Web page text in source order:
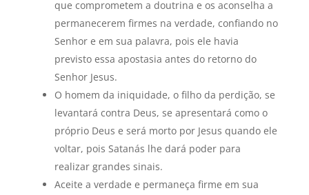
que comprometem a doutrina e os aconselha a
permanecerem firmes na verdade, confiando no
Senhor e em sua palavra, pois ele havia
previsto essa apostasia antes do retorno do
Senhor Jesus.
O homem da iniquidade, o filho da perdição, se
levantará contra Deus, se apresentará como o
próprio Deus e será morto por Jesus quando ele
voltar, pois Satanás lhe dará poder para
realizar grandes sinais.
Aceite a verdade e permaneça firme em sua